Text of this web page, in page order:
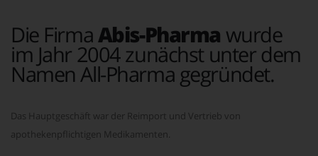
Die Firma Abis-Pharma wurde
im Jahr 2004 zunächst unter dem
Namen All-Pharma gegründet.
Das Hauptgeschäft war der Reimport und Vertrieb von
apothekenpflichtigen Medikamenten.